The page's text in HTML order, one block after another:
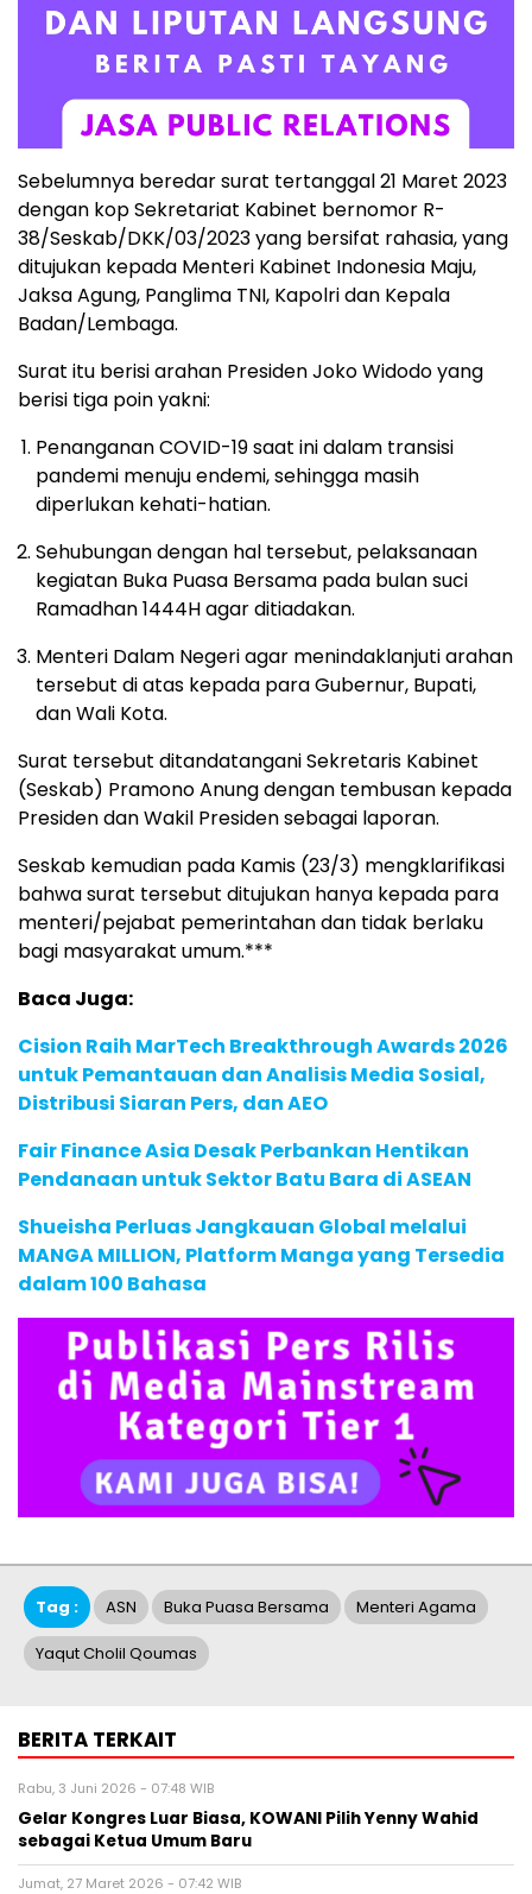
Sebelumnya beredar surat tertanggal 21 Maret 2023
dengan kop Sekretariat Kabinet bernomor R-
38/Seskab/DKK/03/2023 yang bersifat rahasia, yang
ditujukan kepada Menteri Kabinet Indonesia Maju,
Jaksa Agung, Panglima TNI, Kapolri dan Kepala
Badan/Lembaga.
Surat itu berisi arahan Presiden Joko Widodo yang
berisi tiga poin yakni:
Penanganan COVID-19 saat ini dalam transisi
pandemi menuju endemi, sehingga masih
diperlukan kehati-hatian.
Sehubungan dengan hal tersebut, pelaksanaan
kegiatan Buka Puasa Bersama pada bulan suci
Ramadhan 1444H agar ditiadakan.
Menteri Dalam Negeri agar menindaklanjuti arahan
tersebut di atas kepada para Gubernur, Bupati,
dan Wali Kota.
Surat tersebut ditandatangani Sekretaris Kabinet
(Seskab) Pramono Anung dengan tembusan kepada
Presiden dan Wakil Presiden sebagai laporan.
Seskab kemudian pada Kamis (23/3) mengklarifikasi
bahwa surat tersebut ditujukan hanya kepada para
menteri/pejabat pemerintahan dan tidak berlaku
bagi masyarakat umum.***
Baca Juga:
Cision Raih MarTech Breakthrough Awards 2026
untuk Pemantauan dan Analisis Media Sosial,
Distribusi Siaran Pers, dan AEO
Fair Finance Asia Desak Perbankan Hentikan
Pendanaan untuk Sektor Batu Bara di ASEAN
Shueisha Perluas Jangkauan Global melalui
MANGA MILLION, Platform Manga yang Tersedia
dalam 100 Bahasa
Tag : ASN Buka Puasa Bersama Menteri Agama
Yaqut Cholil Qoumas
BERITA TERKAIT
Rabu, 3 Juni 2026 - 07:48 WIB
Gelar Kongres Luar Biasa, KOWANI Pilih Yenny Wahid
sebagai Ketua Umum Baru
Jumat, 27 Maret 2026 - 07:42 WIB